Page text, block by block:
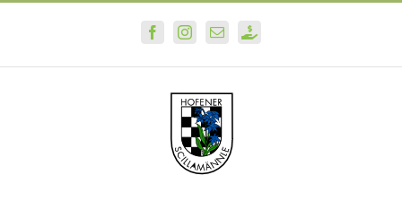
springen
FacebookInstagram
E-
PayPal